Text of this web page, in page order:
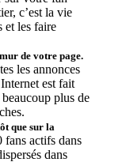
c’est la vie
et les faire
mur de votre page.
les annonces
est fait
plus de
que sur la
actifs dans
dans